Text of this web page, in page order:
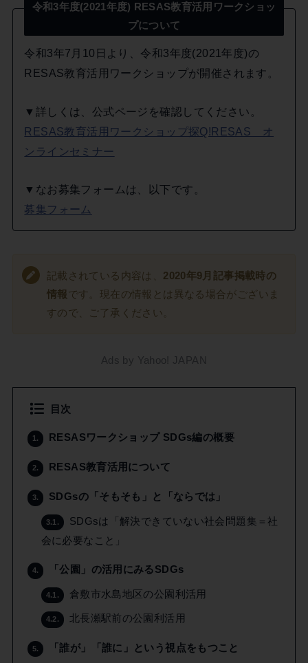
令和3年度(2021年度) RESAS教育活用ワークショッ
プについて
令和3年7月10日より、令和3年度(2021年度)の
RESAS教育活用ワークショップが開催されます。
▼詳しくは、公式ページを確認してください。
RESAS教育活用ワークショップ探Q!RESAS オ
ンラインセミナー
▼なお募集フォームは、以下です。
募集フォーム
記載されている内容は、 2020年9月記事掲載時の
情報です。現在の情報とは異なる場合がございま
すので、ご了承ください。
Ads by Yahoo! JAPAN
目次
1. RESASワークショップ SDGs編の概要
2. RESAS教育活用について
3. SDGsの「そもそも」と「ならでは」
3.1.
SDGsは「解決できていない社会問題集＝社
会に必要なこと」
4. 「公園」の活用にみるSDGs
4.1. 倉敷市水島地区の公園利活用
4.2. 北長瀬駅前の公園利活用
5. 「誰が」「誰に」という視点をもつこと